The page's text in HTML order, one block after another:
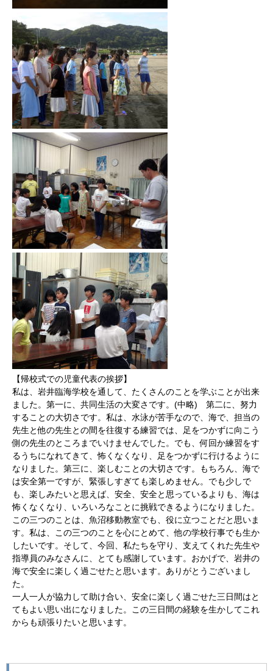
【帰校式での児童代表の挨拶】
私は、岩井臨海学校を通して、たくさんのことを学ぶことが出来
ました。第一に、共同生活の大変さです。(中略) 第二に、努力
することの大切さです。私は、水泳が苦手なので、海で、担当の
先生と他の先生との間を往復する練習では、足をつかずに向こう
側の先生のところまでいけませんでした。でも、何回か練習をす
るうちになれてきて、怖くなくなり、足をつかずに行けるように
なりました。第三に、楽しむことの大切さです。もちろん、海で
は安全第一ですが、緊張しすぎても楽しめません。でも少しで
も、楽しみたいと思えば、安全、安全と思っているよりも、海は
怖くなくなり、いろいろなことに挑戦できるようになりました。
この三つのことは、魚沼移動教室でも、役に立つことだと思いま
す。私は、この三つのことを心にとめて、他の学校行事でも生か
したいです。そして、今回、私たちを守り、支えてくれた先生や
指導員のみなさんに、とても感謝しています。おかげで、岩井の
海で安全に楽しく過ごせたと思います。ありがとうございまし
た。
一人一人が協力して助け合い、安全に楽しく過ごせた三日間はと
てもよい思い出になりました。この三日間の経験を生かしてこれ
からも頑張りたいと思います。